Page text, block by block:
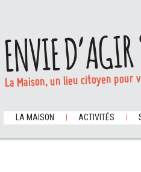
ENVIE
La Maison, un lieu citoyen
LA MAISON ACTIVITÉS